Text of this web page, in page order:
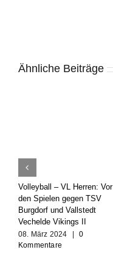
Ähnliche Beiträge
Volleyball – VL Herren: Vor
den Spielen gegen TSV
Burgdorf und Vallstedt
Vechelde Vikings II
08. März 2024 |
0
Kommentare